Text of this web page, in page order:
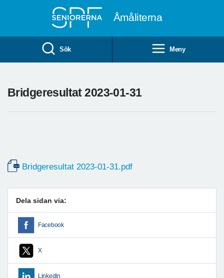
Åmåliterna
Sök Meny
Bridgeresultat 2023-01-31
Bridgeresultat 2023-01-31.pdf
Dela sidan via:
Facebook
X
LinkedIn